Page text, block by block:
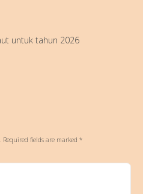
untuk tahun 2026
Required fields are marked *